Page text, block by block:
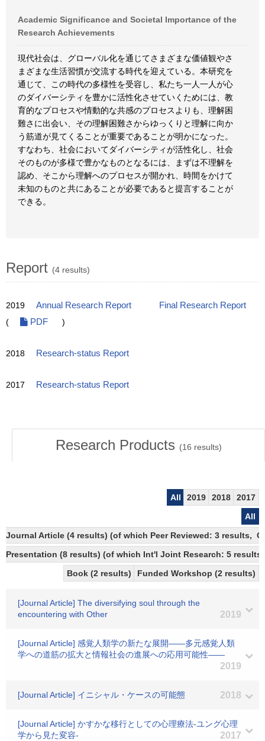
Academic Significance and Societal Importance of the
Research Achievements
現代社会は、グローバル化を通じてさまざまな価値観やさ
まざまな生活習慣が交流する時代を迎えている。本研究を
通じて、この時代の多様性を受容し、私たち一人一人が心
のダイバーシティを豊かに活性化させていくためには、教
育的なプロセスや情動的な共感のプロセスよりも、理解困
難さに出会い、その理解困難さからゆっくりと理解に向か
う筋道が見てくることが重要であることが明かになった。
すなわち、社会においてダイバーシティが活性化し、社会
そのものが多様で豊かなものとなるには、まずは不理解を
認め、そこから理解へのプロセスが開かれ、時間をかけて
未知のものと共にあることが必要であると提言することが
できる。
Report (4 results)
2019 Annual Research Report
Final Research Report
(
PDF )
2018 Research-status Report
2017 Research-status Report
Research Products (16 results)
All 2019 2018
2017
All
Journal Article (4 results) (of which Peer Reviewed: 3 results,
Presentation (8 results) (of which Int'l Joint Research: 5 results)
Book (2 results)
Funded Workshop (2 results)
[Journal Article] The diversifying soul through the
encountering with Other
2019
[Journal Article] 感覚人類学の新たな展開――多元感覚人類
学への道筋の拡大と情報社会の進展への応用可能性――
2019
[Journal Article] イニシャル・ケースの可能態 2018
[Journal Article] かすかな移行としての心理療法-ユング心理
学から見た変容-
2017